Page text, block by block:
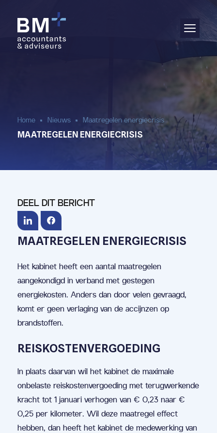
Home Nieuws Maatregelen energiecrisis
MAATREGELEN ENERGIECRISIS
MAATREGELEN ENERGIECRISIS
Het kabinet heeft een aantal maatregelen
aangekondigd in verband met gestegen
energiekosten. Anders dan door velen gevraagd,
komt er geen verlaging van de accijnzen op
brandstoffen.
REISKOSTENVERGOEDING
In plaats daarvan wil het kabinet de maximale
onbelaste reiskostenvergoeding met terugwerkende
kracht tot 1 januari verhogen van € 0,23 naar €
0,25 per kilometer. Wil deze maatregel effect
hebben, dan heeft het kabinet de medewerking van
DEEL DIT BERICHT
Administratie
Aangifte & fiscaal advies